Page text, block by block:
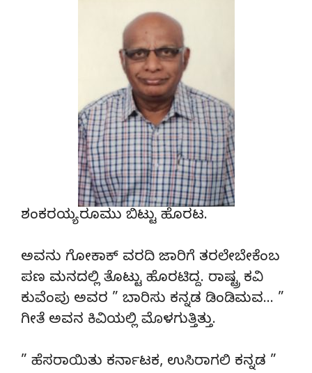
ಶಂಕರಯ್ಯ ರೂಮು ಬಿಟ್ಟು ಹೊರಟ.
ಅವನು ಗೋಕಾಕ್ ವರದಿ ಜಾರಿಗೆ ತರಲೇಬೇಕೆಂಬ
ಪಣ ಮನದಲ್ಲಿ ತೊಟ್ಟು ಹೊರಟಿದ್ದ. ರಾಷ್ಟ್ರ ಕವಿ
ಕುವೆಂಪು ಅವರ ” ಬಾರಿಸು ಕನ್ನಡ ಡಿಂಡಿಮವ… ”
ಗೀತೆ ಅವನ ಕಿವಿಯಲ್ಲಿ ಮೊಳಗುತ್ತಿತ್ತು.
” ಹೆಸರಾಯಿತು ಕರ್ನಾಟಕ, ಉಸಿರಾಗಲಿ ಕನ್ನಡ ”